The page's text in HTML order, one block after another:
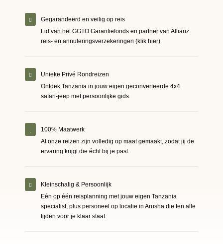
Gegarandeerd en veilig op reis
Lid van het GGTO Garantiefonds en partner van Allianz
reis- en annuleringsverzekeringen (klik hier)
Unieke Privé Rondreizen
Ontdek Tanzania in jouw eigen geconverteerde 4x4
safari-jeep met persoonlijke gids.
100% Maatwerk
Al onze reizen zijn volledig op maat gemaakt, zodat jij de
ervaring krijgt die écht bij je past
Kleinschalig & Persoonlijk
Eén op één reisplanning met jouw eigen Tanzania
specialist, plus personeel op locatie in Arusha die ten alle
tijden voor je klaar staat.